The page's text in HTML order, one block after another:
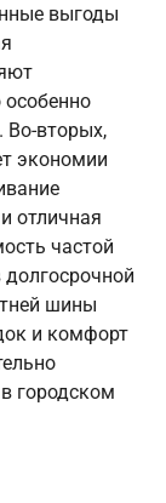
выгоды
особенно
Во-вторых,
экономии
отличная
частой
шины
и комфорт
городском